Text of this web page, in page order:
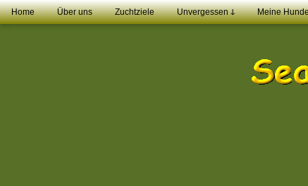
Home Über uns Zuchtziele Unvergessen ↆ Meine